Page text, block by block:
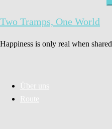
Two Tramps, One World
Happiness is only real when shared
Über uns
Route